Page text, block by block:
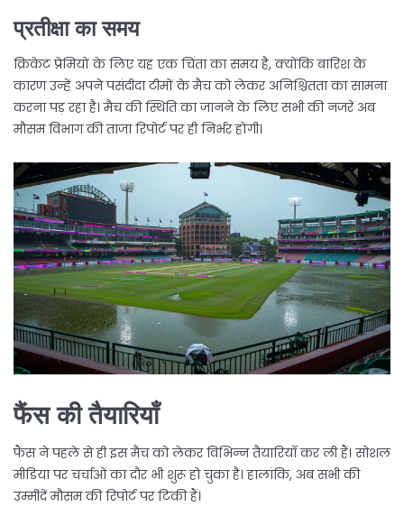
प्रतीक्षा का समय
क्रिकेट प्रेमियों के लिए यह एक चिंता का समय है, क्योंकि बारिश के
कारण उन्हें अपने पसंदीदा टीमों के मैच को लेकर अनिश्चितता का सामना
करना पड़ रहा है। मैच की स्थिति का जानने के लिए सभी की नजरें अब
मौसम विभाग की ताजा रिपोर्ट पर ही निर्भर होंगी।
फैंस की तैयारियाँ
फैंस ने पहले से ही इस मैच को लेकर विभिन्न तैयारियाँ कर ली हैं। सोशल
मीडिया पर चर्चाओं का दौर भी शुरू हो चुका है। हालांकि, अब सभी की
उम्मीदें मौसम की रिपोर्ट पर टिकी हैं।